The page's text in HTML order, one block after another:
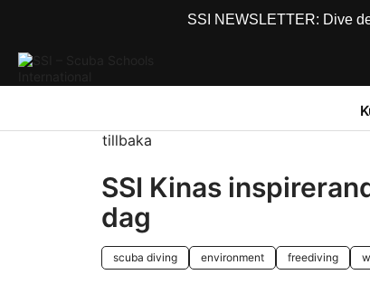
SSI NEWSLETTER: Dive
tillbaka
SSI Kinas
dag
scuba diving environment freediving